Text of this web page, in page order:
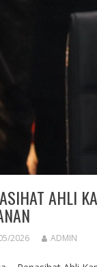
AHLI
2026 ADMIN